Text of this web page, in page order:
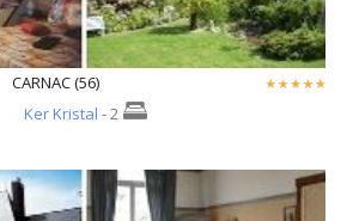
CARNAC (56)
Ker Kristal - 2